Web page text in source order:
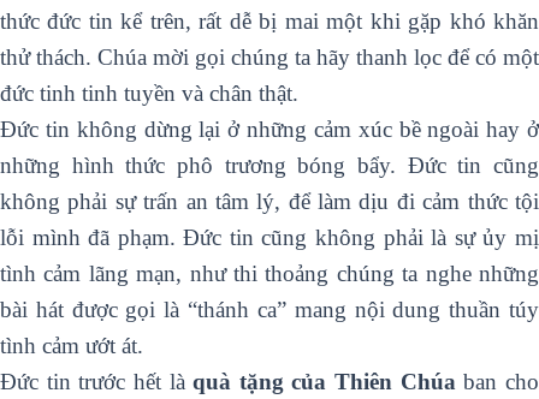
thức đức tin kể trên, rất dễ bị mai một khi gặp khó khăn
thử thách. Chúa mời gọi chúng ta hãy thanh lọc để có một
đức tinh tinh tuyền và chân thật.
Đức tin không dừng lại ở những cảm xúc bề ngoài hay ở
những hình thức phô trương bóng bẩy. Đức tin cũng
không phải sự trấn an tâm lý, để làm dịu đi cảm thức tội
lỗi mình đã phạm. Đức tin cũng không phải là sự ủy mị
tình cảm lãng mạn, như thi thoảng chúng ta nghe những
bài hát được gọi là “thánh ca” mang nội dung thuần túy
tình cảm ướt át.
Đức tin trước hết làquà tặng của Thiên Chúaban cho